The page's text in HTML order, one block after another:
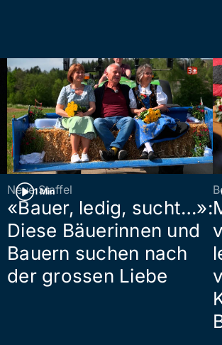
1 Min
Neue Staffel
«Bauer, ledig, sucht…»:
Diese Bäuerinnen und
Bauern suchen nach
der grossen Liebe